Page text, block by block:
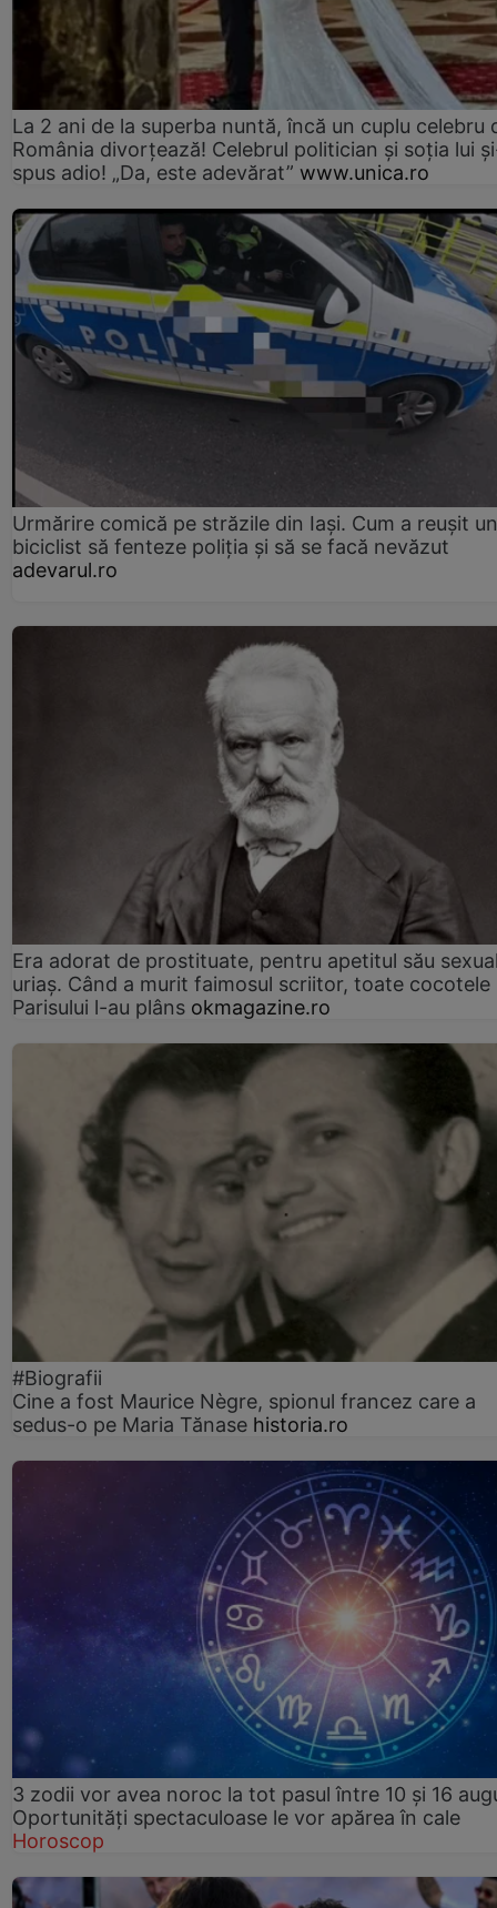
La 2 ani de la superba nuntă, încă un cuplu celebru
România divorțează! Celebrul politician și soția lui
spus adio! „Da, este adevărat” www.unica.ro
Urmărire comică pe străzile din Iași. Cum a reușit un
biciclist să fenteze poliția și să se facă nevăzut
adevarul.ro
Era adorat de prostituate, pentru apetitul său
uriaș. Când a murit faimosul scriitor, toate cocotele
Parisului l-au plâns okmagazine.ro
#Biografii
Cine a fost Maurice Nègre, spionul francez care a
sedus-o pe Maria Tănase historia.ro
3 zodii vor avea noroc la tot pasul între 10 și 16
Oportunități spectaculoase le vor apărea în cale
Horoscop